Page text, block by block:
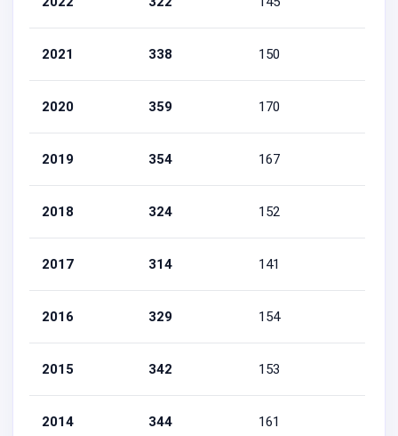
2021 338 150
2020 359 170
2019 354 167
2018 324 152
2017 314 141
2016 329 154
2015 342 153
2014 344 161